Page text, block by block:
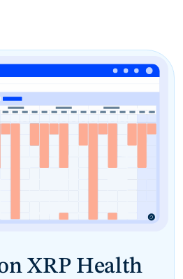
XRP Health